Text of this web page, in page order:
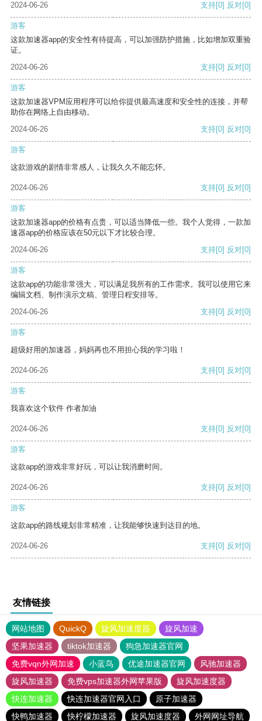
2024-06-26 支持[0] 反对[0]
游客
这款加速器app的安全性有待提高，可以加强防护措施，比如增加双重验
证。
2024-06-26
支持[0] 反对[0]
游客
这款加速器VPM应用程序可以给你提供最高速度和安全性的连接，并帮
助你在网络上自由移动。
2024-06-26
支持[0] 反对[0]
游客
这款游戏的剧情非常感人，让我久久不能忘怀。
2024-06-26 支持[0] 反对[0]
游客
这款加速器app的价格有点贵，可以适当降低一些。我个人觉得，一款加
速器app的价格应该在50元以下才比较合理。
2024-06-26
支持[0] 反对[0]
游客
这款app的功能非常强大，可以满足我所有的工作需求。我可以使用它来
编辑文档、制作演示文稿、管理日程安排等。
2024-06-26
支持[0] 反对[0]
游客
超级好用的加速器，妈妈再也不用担心我的学习啦！
2024-06-26 支持[0] 反对[0]
游客
我喜欢这个软件 作者加油
2024-06-26 支持[0] 反对[0]
游客
这款app的游戏非常好玩，可以让我消磨时间。
2024-06-26 支持[0] 反对[0]
游客
这款app的路线规划非常精准，让我能够快速到达目的地。
2024-06-26 支持[0] 反对[0]
友情链接
网站地图 QuickQ 旋风加速度器
旋风加速
坚果加速器
tiktok加速器
狗急加速器官网
免费vqn外网加速
小蓝鸟 优途加速器官网
风驰加速器
旋风加速器
免费vps加速器外网苹果版
旋风加速度器
快连加速器
快连加速器官网入口
原子加速器
快鸭加速器
快柠檬加速器 旋风加速度器 外网网址导航